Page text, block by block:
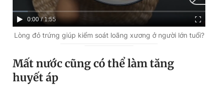
C
u
r
e
0:00 / D
u
a
1:55
Lòng đỏ trứng giúp kiểm soát loãng xương ở người lớn tuổi?
Mất nước cũng có thể làm tăng
huyết áp